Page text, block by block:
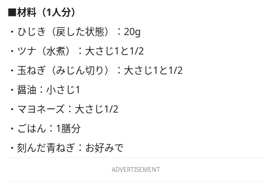
■材料（1人分）
・ひじき（戻した状態）：20g
・ツナ（水煮）：大さじ1と1/2
・玉ねぎ（みじん切り）：大さじ1と1/2
・醤油：小さじ1
・マヨネーズ：大さじ1/2
・ごはん：1膳分
・刻んだ青ねぎ：お好みで
ADVERTISEMENT